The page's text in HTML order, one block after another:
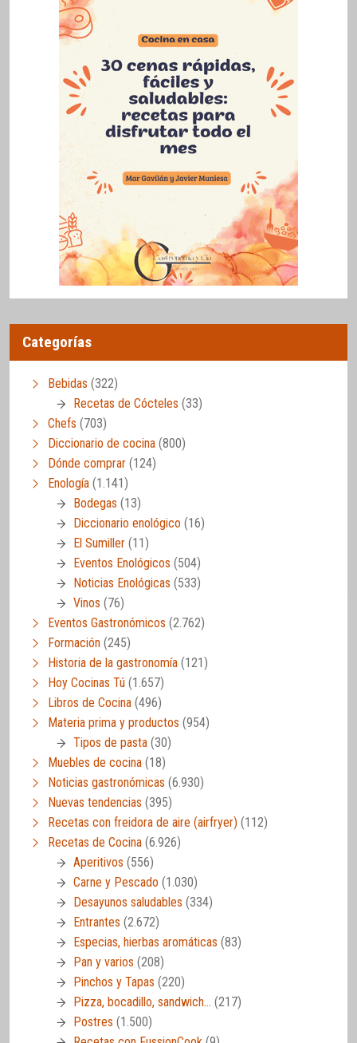
Categorías
Bebidas (322)
Recetas de Cócteles (33)
Chefs (703)
Diccionario de cocina (800)
Dónde comprar (124)
Enología (1.141)
Bodegas (13)
Diccionario enológico (16)
El Sumiller (11)
Eventos Enológicos (504)
Noticias Enológicas (533)
Vinos (76)
Eventos Gastronómicos (2.762)
Formación (245)
Historia de la gastronomía (121)
Hoy Cocinas Tú (1.657)
Libros de Cocina (496)
Materia prima y productos (954)
Tipos de pasta (30)
Muebles de cocina (18)
Noticias gastronómicas (6.930)
Nuevas tendencias (395)
Recetas con freidora de aire (airfryer) (112)
Recetas de Cocina (6.926)
Aperitivos (556)
Carne y Pescado (1.030)
Desayunos saludables (334)
Entrantes (2.672)
Especias, hierbas aromáticas (83)
Pan y varios (208)
Pinchos y Tapas (220)
Pizza, bocadillo, sandwich… (217)
Postres (1.500)